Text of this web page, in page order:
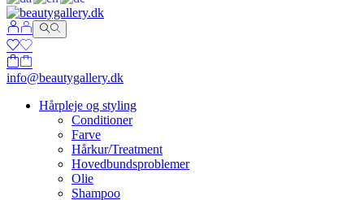
info@beautygallery.dk
Hårpleje og styling
Conditioner
Farve
Hårkur/Treatment
Hovedbundsproblemer
Olie
Shampoo